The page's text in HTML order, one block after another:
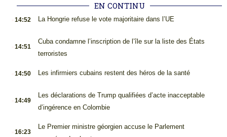
EN CONTINU
14:52 La Hongrie refuse le vote majoritaire dans l’UE
14:51
Cuba condamne l’inscription de l’île sur la liste des États
terroristes
14:50 Les infirmiers cubains restent des héros de la santé
14:49
Les déclarations de Trump qualifiées d’acte inacceptable
d’ingérence en Colombie
16:23
Le Premier ministre géorgien accuse le Parlement